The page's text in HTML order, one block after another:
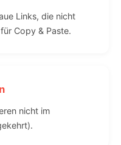
Links, die nicht
Copy & Paste.
nicht im